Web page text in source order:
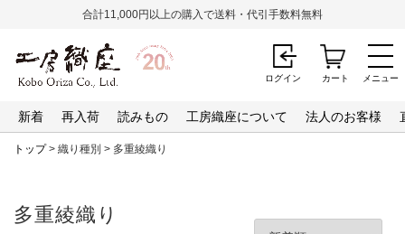
メニュー
合計11,000円以上の購入で送料・代引手数料無料
新着 再入荷 読みもの 工房織座について 法人のお客様
ログイン カート
トップ> 織り種別 > 多重綾織り
多重綾織り